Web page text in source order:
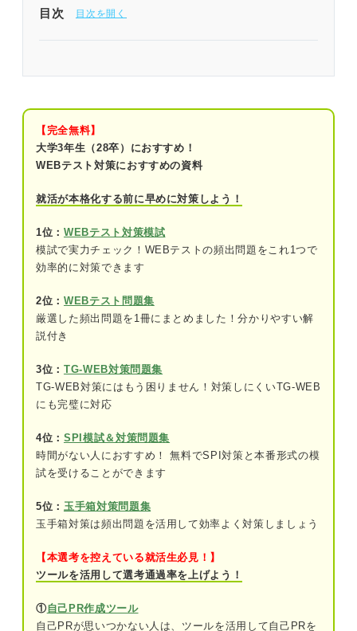
目次
「物の流れと比率」の問題に共通する前提条件
前提条件②
前提条件③
SPI「物の流れと比率」練習問題3問｜山田さんに
よる解き方の解説付き！
問題2（難易度：★★★☆☆）
SPI「物の流れと比率」を対策する際のポイント
【完全無料】
大学3年生（28卒）におすすめ！
WEBテスト対策におすすめの資料
就活が本格化する前に早めに対策しよう！
1位： WEBテスト対策模試
模試で実力チェック！WEBテストの頻出問題をこれ1つで
効率的に対策できます
2位： WEBテスト問題集
厳選した頻出問題を1冊にまとめました！分かりやすい解
説付き
3位： TG-WEB対策問題集
TG-WEB対策にはもう困りません！対策しにくいTG-WEB
にも完璧に対応
4位： SPI模試＆対策問題集
時間がない人におすすめ！ 無料でSPI対策と本番形式の模
試を受けることができます
5位： 玉手箱対策問題集
玉手箱対策は頻出問題を活用して効率よく対策しましょう
【本選考を控えている就活生必見！】
ツールを活用して選考通過率を上げよう！
①自己PR作成ツール
自己PRが思いつかない人は、ツールを活用して自己PRを